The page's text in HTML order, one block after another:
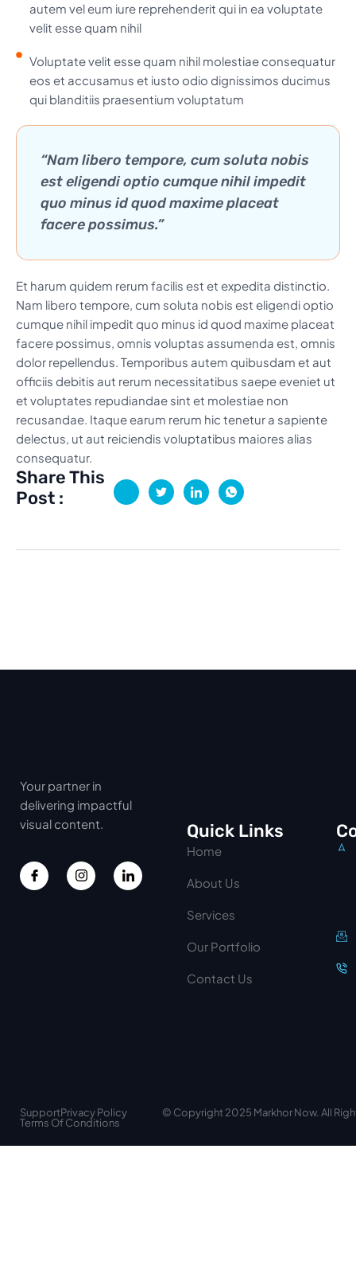
autem vel eum iure reprehenderit qui in ea voluptate
velit esse quam nihil
Voluptate velit esse quam nihil molestiae consequatur
eos et accusamus et iusto odio dignissimos ducimus
qui blanditiis praesentium voluptatum
“Nam libero tempore, cum soluta nobis
est eligendi optio cumque nihil impedit
quo minus id quod maxime placeat
facere possimus.”
Et harum quidem rerum facilis est et expedita distinctio.
Nam libero tempore, cum soluta nobis est eligendi optio
cumque nihil impedit quo minus id quod maxime placeat
facere possimus, omnis voluptas assumenda est, omnis
dolor repellendus. Temporibus autem quibusdam et aut
officiis debitis aut rerum necessitatibus saepe eveniet ut
et voluptates repudiandae sint et molestiae non
recusandae. Itaque earum rerum hic tenetur a sapiente
delectus, ut aut reiciendis voluptatibus maiores alias
consequatur.
Share This
Post :
Your partner in
delivering impactful
visual content.
Quick Links
Home
About Us
Services
Our Portfolio
Contact Us
SupportPrivacy Policy
Terms Of Conditions
© Copyright 2025 Markhor Now. All